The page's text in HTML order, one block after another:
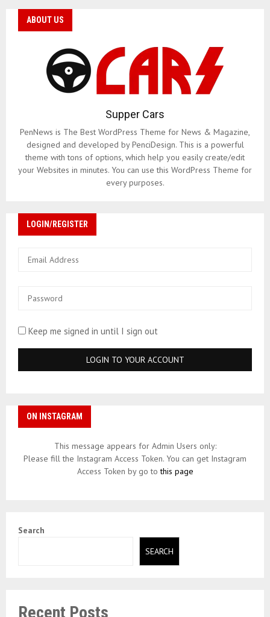
ABOUT US
Supper Cars
PenNews is The Best WordPress Theme for News & Magazine,
designed and developed by PenciDesign. This is a powerful
theme with tons of options, which help you easily create/edit
your Websites in minutes. You can use this WordPress Theme for
every purposes.
LOGIN/REGISTER
Keep me signed in until I sign out
ON INSTAGRAM
This message appears for Admin Users only:
Please fill the Instagram Access Token. You can get Instagram
Access Token by go tothis page
Search
SEARCH
Recent Posts